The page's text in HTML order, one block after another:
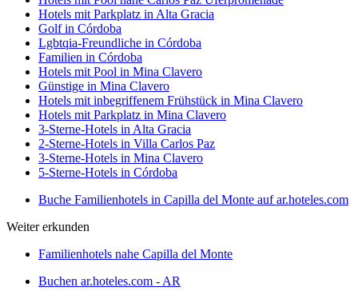
Hotels mit Parkplatz in Alta Gracia
Golf in Córdoba
Lgbtqia-Freundliche in Córdoba
Familien in Córdoba
Hotels mit Pool in Mina Clavero
Günstige in Mina Clavero
Hotels mit inbegriffenem Frühstück in Mina Clavero
Hotels mit Parkplatz in Mina Clavero
3-Sterne-Hotels in Alta Gracia
2-Sterne-Hotels in Villa Carlos Paz
3-Sterne-Hotels in Mina Clavero
5-Sterne-Hotels in Córdoba
Buche Familienhotels in Capilla del Monte auf ar.hoteles.com
Weiter erkunden
Familienhotels nahe Capilla del Monte
Buchen ar.hoteles.com - AR